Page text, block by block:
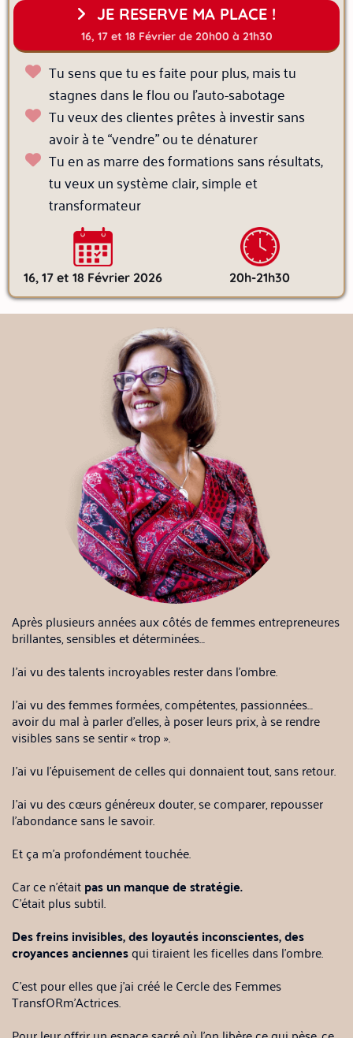
JE RESERVE MA PLACE !
16, 17 et 18 Février de 20h00 à 21h30
Tu sens que tu es faite pour plus, mais tu
stagnes dans le flou ou l’auto-sabotage
Tu veux des clientes prêtes à investir sans
avoir à te “vendre” ou te dénaturer
Tu en as marre des formations sans résultats,
tu veux un système clair, simple et
transformateur
16, 17 et 18 Février 2026 20h-21h30
Après plusieurs années aux côtés de femmes entrepreneures
brillantes, sensibles et déterminées…
J’ai vu des talents incroyables rester dans l’ombre.
J’ai vu des femmes formées, compétentes, passionnées…
avoir du mal à parler d’elles, à poser leurs prix, à se rendre
visibles sans se sentir « trop ».
J’ai vu l’épuisement de celles qui donnaient tout, sans retour.
J’ai vu des cœurs généreux douter, se comparer, repousser
l’abondance sans le savoir.
Et ça m’a profondément touchée.
Car ce n’étaitpas un manque de stratégie.
C’était plus subtil.
Des freins invisibles, des loyautés inconscientes, des
croyances anciennesqui tiraient les ficelles dans l’ombre.
C’est pour elles que j’ai créé le Cercle des Femmes
TransfORm’Actrices.